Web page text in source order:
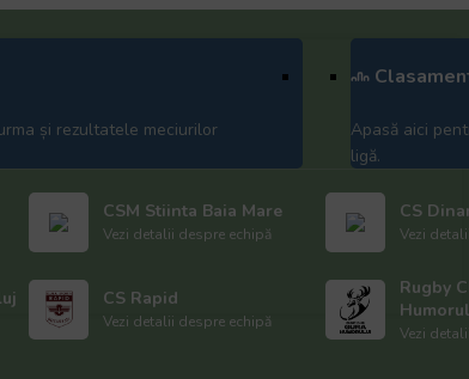
și rezultatele meciurilor
Apasă aici
ligă.
CSM Stiinta Baia Mare
Vezi detalii despre echipă
CS
Vezi
CS Rapid
Vezi detalii despre echipă
Rugby
Vezi